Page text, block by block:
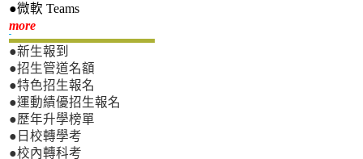
●微軟 Teams
more新生專區
●新生報到
●招生管道名額
●特色招生報名
●運動績優招生報名
●歷年升學榜單
●日校轉學考
●校內轉科考